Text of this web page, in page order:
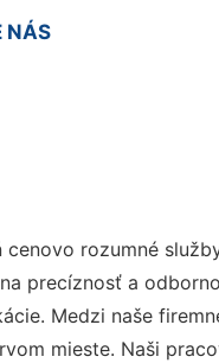
NÁS
rozumné
precíznosť a
Medzi naše
mieste. Naši